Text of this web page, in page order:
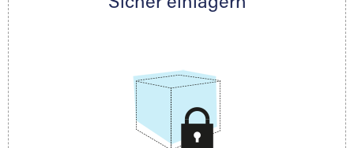
persönlich hinsichtlich Lagervolumen und zu